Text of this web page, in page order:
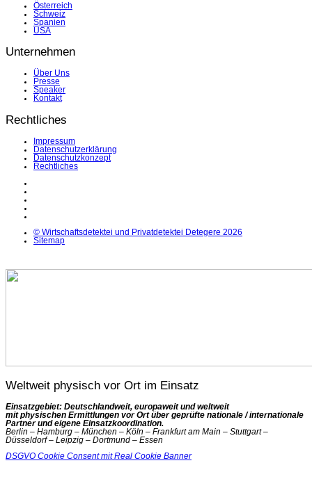
Österreich
Schweiz
Spanien
USA
Unternehmen
Über Uns
Presse
Speaker
Kontakt
Rechtliches
Impressum
Datenschutzerklärung
Datenschutzkonzept
Rechtliches
© Wirtschaftsdetektei und Privatdetektei Detegere 2026
Sitemap
Weltweit physisch vor Ort im Einsatz
Einsatzgebiet: Deutschlandweit, europaweit und weltweit
mit physischen Ermittlungen vor Ort über geprüfte nationale / internationale
Partner und eigene Einsatzkoordination.
Berlin – Hamburg – München – Köln – Frankfurt am Main – Stuttgart –
Düsseldorf – Leipzig – Dortmund – Essen
DSGVO Cookie Consent mit Real Cookie Banner